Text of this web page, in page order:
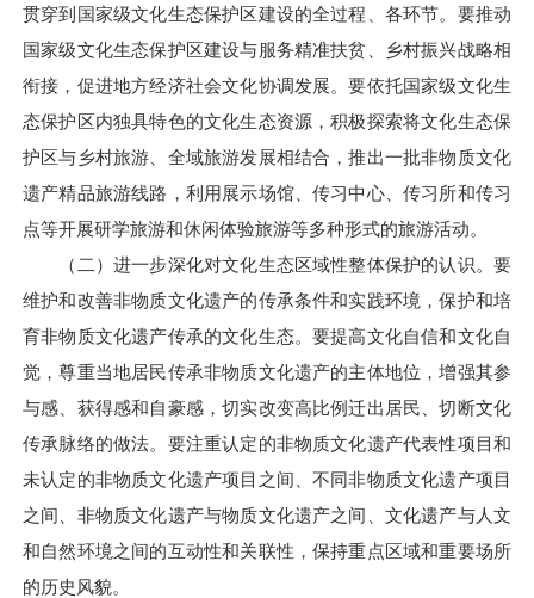
贯穿到国家级文化生态保护区建设的全过程、各环节。要推动
国家级文化生态保护区建设与服务精准扶贫、乡村振兴战略相
衔接，促进地方经济社会文化协调发展。要依托国家级文化生
态保护区内独具特色的文化生态资源，积极探索将文化生态保
护区与乡村旅游、全域旅游发展相结合，推出一批非物质文化
遗产精品旅游线路，利用展示场馆、传习中心、传习所和传习
点等开展研学旅游和休闲体验旅游等多种形式的旅游活动。
（二）进一步深化对文化生态区域性整体保护的认识。要
维护和改善非物质文化遗产的传承条件和实践环境，保护和培
育非物质文化遗产传承的文化生态。要提高文化自信和文化自
觉，尊重当地居民传承非物质文化遗产的主体地位，增强其参
与感、获得感和自豪感，切实改变高比例迁出居民、切断文化
传承脉络的做法。要注重认定的非物质文化遗产代表性项目和
未认定的非物质文化遗产项目之间、不同非物质文化遗产项目
之间、非物质文化遗产与物质文化遗产之间、文化遗产与人文
和自然环境之间的互动性和关联性，保持重点区域和重要场所
的历史风貌。